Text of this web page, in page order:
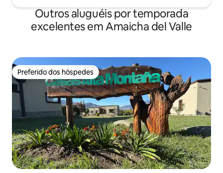
Outros aluguéis por temporada
excelentes em Amaicha del Valle
Preferido dos hóspedes
Preferido dos hóspedes